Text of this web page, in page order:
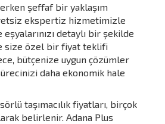
şeffaf bir yaklaşım
ekspertiz hizmetimizle
detaylı bir şekilde
size özel bir fiyat teklifi
bütçenize uygun çözümler
daha ekonomik hale
taşımacılık fiyatları, birçok
belirlenir. Adana Plus